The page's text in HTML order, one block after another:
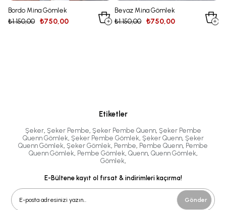
Bordo Mina Gömlek
₺750,00
₺1.150,00
Beyaz Mina Gömlek
₺750,00
₺1.150,00
Etiketler
Şeker, Şeker Pembe, Şeker Pembe Quenn, Şeker Pembe
Quenn Gömlek, Şeker Pembe Gömlek, Şeker Quenn, Şeker
Quenn Gömlek, Şeker Gömlek, Pembe, Pembe Quenn, Pembe
Quenn Gömlek, Pembe Gömlek, Quenn, Quenn Gömlek,
Gömlek,
E-Bültene kayıt ol fırsat & indirimleri kaçırma!
Gönder